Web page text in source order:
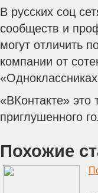
В русских соц
сообществ и
могут отличить
компании от
«ВКонтакте»
приглушенного
Похожие